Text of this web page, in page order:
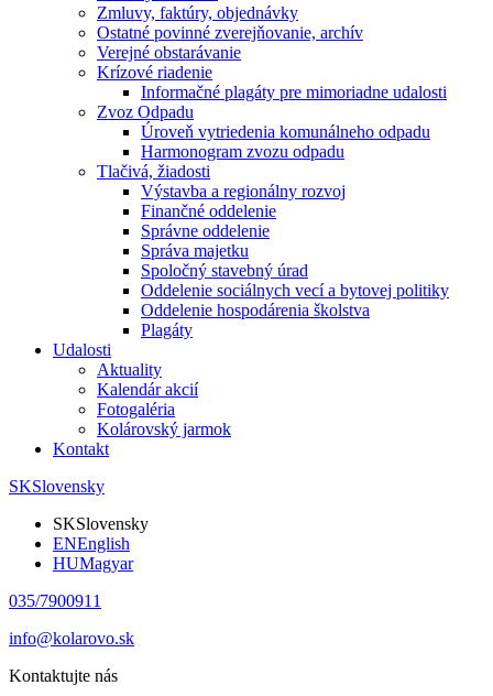
Zmluvy, faktúry, objednávky
Ostatné povinné zverejňovanie, archív
Verejné obstarávanie
Krízové riadenie
Informačné plagáty pre mimoriadne udalosti
Zvoz Odpadu
Úroveň vytriedenia komunálneho odpadu
Harmonogram zvozu odpadu
Tlačivá, žiadosti
Výstavba a regionálny rozvoj
Finančné oddelenie
Správne oddelenie
Správa majetku
Spoločný stavebný úrad
Oddelenie sociálnych vecí a bytovej politiky
Oddelenie hospodárenia školstva
Plagáty
Udalosti
Aktuality
Kalendár akcií
Fotogaléria
Kolárovský jarmok
Kontakt
SKSlovensky
SKSlovensky
ENEnglish
HUMagyar
035/7900911
info@kolarovo.sk
Kontaktujte nás